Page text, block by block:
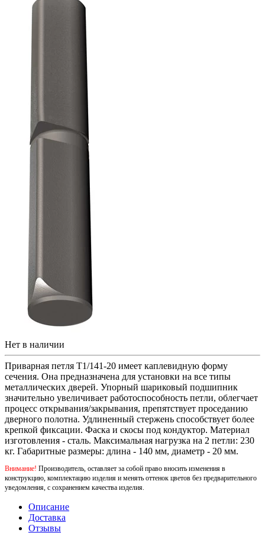
Нет в наличии
Приварная петля T1/141-20 имеет каплевидную форму
сечения. Она предназначена для установки на все типы
металлических дверей. Упорный шариковый подшипник
значительно увеличивает работоспособность петли, облегчает
процесс открывания/закрывания, препятствует проседанию
дверного полотна. Удлиненный стержень способствует более
крепкой фиксации. Фаска и скосы под кондуктор. Материал
изготовления - сталь. Максимальная нагрузка на 2 петли: 230
кг. Габаритные размеры: длина - 140 мм, диаметр - 20 мм.
Внимание! Производитель, оставляет за собой право вносить изменения в
конструкцию, комплектацию изделия и менять оттенок цветов без предварительного
уведомления, с сохранением качества изделия.
Описание
Доставка
Отзывы